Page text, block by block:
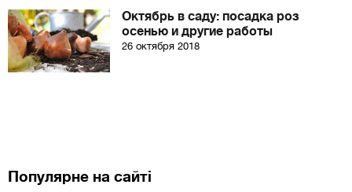
Октябрь в саду: посадка роз
осенью и другие работы
26 октября 2018
Популярне на сайті